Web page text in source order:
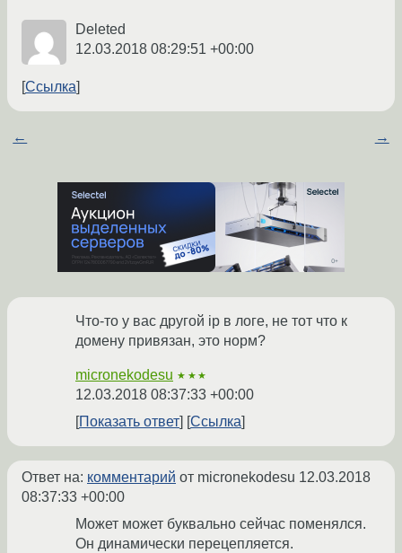
Deleted
12.03.2018 08:29:51 +00:00
Ссылка
← →
Что-то у вас другой ip в логе, не тот что к
домену привязан, это норм?
micronekodesu ★★★
12.03.2018 08:37:33 +00:00
Показать ответ
Ссылка
Ответ на: комментарий от micronekodesu 12.03.2018
08:37:33 +00:00
Может может буквально сейчас поменялся.
Он динамически перецепляется.